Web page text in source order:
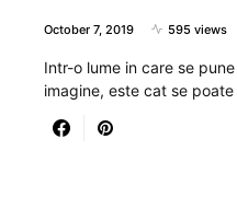
October 7, 2019 595 views
Intr-o lume in care se
imagine, este cat se